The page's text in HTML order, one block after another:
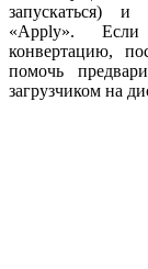
запускаться)
«Apply». Если
конвертацию,
помочь
загрузчиком на